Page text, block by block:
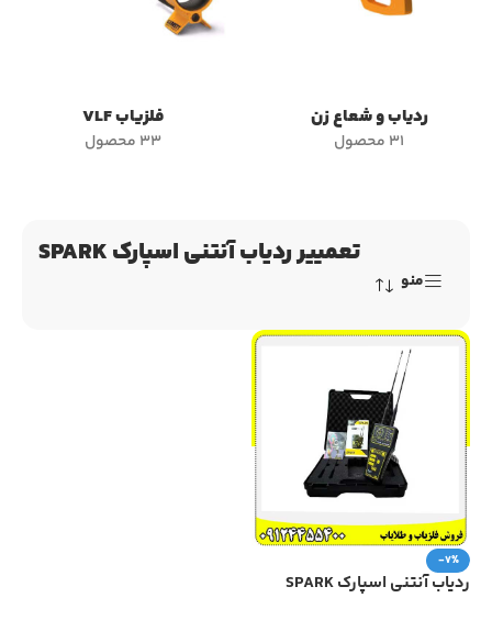
ردیاب و شعاع زن
31 محصول
فلزیاب VLF
33 محصول
تعمییر ردیاب آنتنی اسپارک SPARK
منو
-7%
ردیاب آنتنی اسپارک SPARK